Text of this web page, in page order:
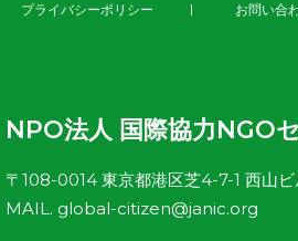
プライバシーポリシー お問い合
NPO法人 国際協力NGO
〒108-0014 東京都港区芝4-7-1 西山
MAIL. global-citizen@janic.org